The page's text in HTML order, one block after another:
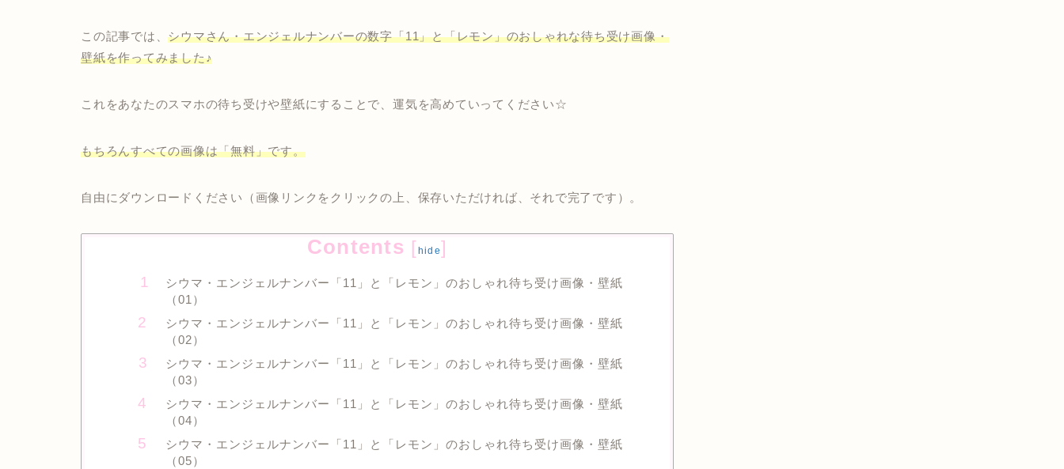
この記事では、シウマさん・エンジェルナンバーの数字「11」と「レモン」のおしゃれな待ち受け画像・
壁紙を作ってみました♪
これをあなたのスマホの待ち受けや壁紙にすることで、運気を高めていってください☆
もちろんすべての画像は「無料」です。
自由にダウンロードください（画像リンクをクリックの上、保存いただければ、それで完了です）。
Contents [ hide]
シウマ・エンジェルナンバー「11」と「レモン」のおしゃれ待ち受け画像・壁紙
（01）
シウマ・エンジェルナンバー「11」と「レモン」のおしゃれ待ち受け画像・壁紙
（02）
シウマ・エンジェルナンバー「11」と「レモン」のおしゃれ待ち受け画像・壁紙
（03）
シウマ・エンジェルナンバー「11」と「レモン」のおしゃれ待ち受け画像・壁紙
（04）
シウマ・エンジェルナンバー「11」と「レモン」のおしゃれ待ち受け画像・壁紙
（05）